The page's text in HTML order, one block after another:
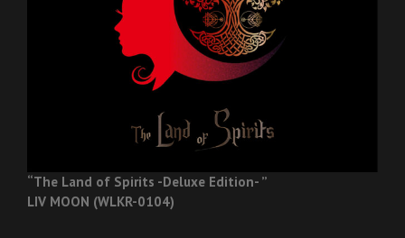
“The Land of Spirits -Deluxe Edition- ”
LIV MOON (WLKR-0104)